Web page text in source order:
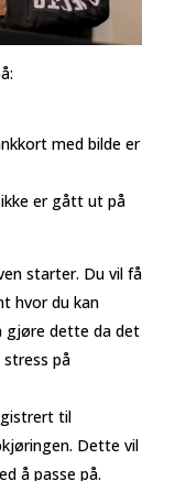
med bilde er
er gått ut på
starter. Du vil få
hvor du kan
gjøre dette da det
på
til
Dette vil
å passe på.